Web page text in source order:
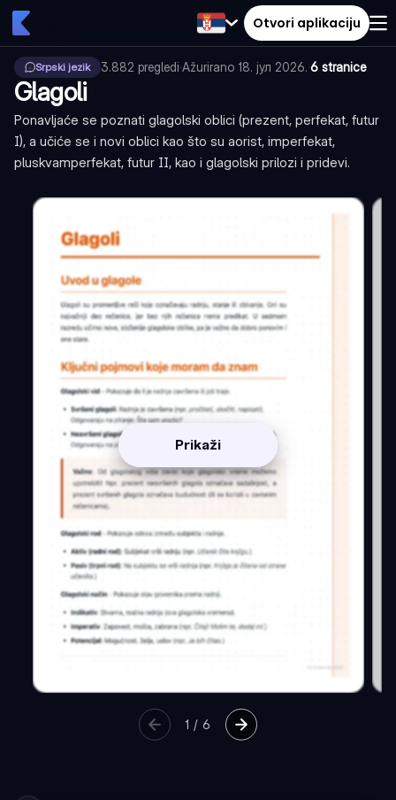
Otvori aplikaciju
Srpski jezik 3.882 pregledi·Ažurirano 18. јул 2026.·6 stranice
Glagoli
Ponavljaće se poznati glagolski oblici (prezent, perfekat, futur
I), a učiće se i novi oblici kao što su aorist, imperfekat,
pluskvamperfekat, futur II, kao i glagolski prilozi i pridevi.
Prikaži
1 /6